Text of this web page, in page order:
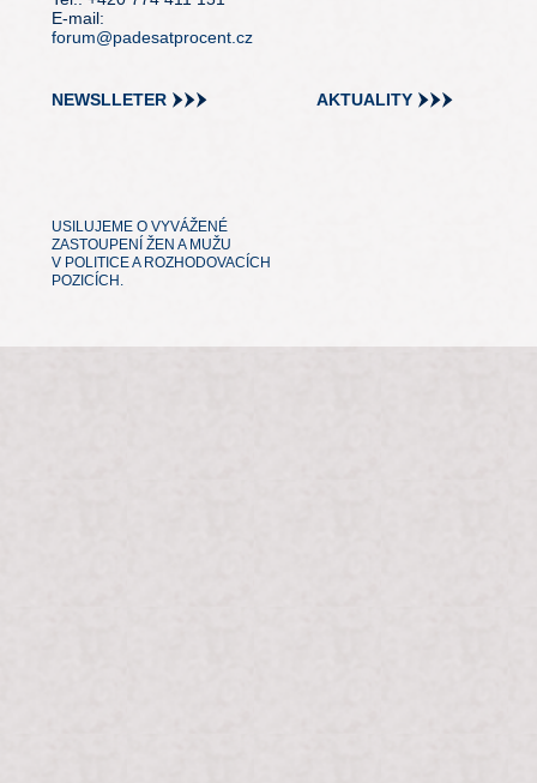
E-mail:
forum@padesatprocent.cz
NEWSLLETER AKTUALITY
USILUJEME O VYVÁŽENÉ
ZASTOUPENÍ ŽEN A MUŽU
V POLITICE A ROZHODOVACÍCH
POZICÍCH.